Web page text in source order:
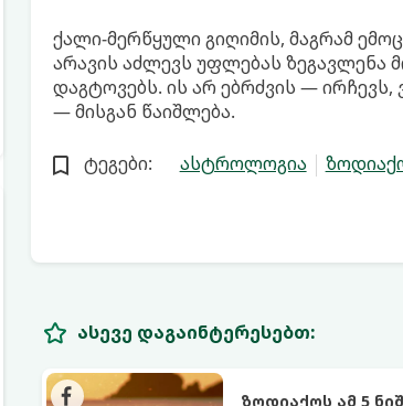
ქალი-მერწყული გიღიმის, მაგრამ
არავის აძლევს უფლებას ზეგავლენა
დაგტოვებს. ის არ ებრძვის —
— მისგან წაიშლება.
ტეგები: ასტროლოგია
ასევე დაგაინტერესებთ:
ზოდიაქოს ამ 5